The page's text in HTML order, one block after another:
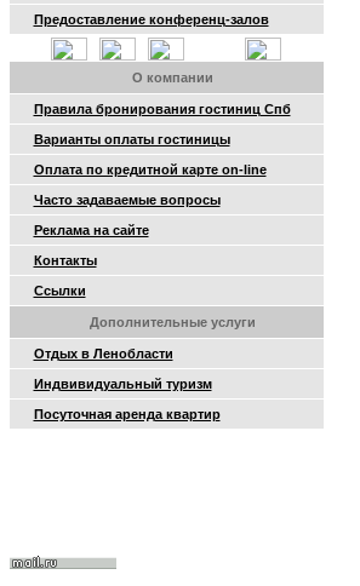
Предоставление конференц-залов
О компании
Правила бронирования гостиниц Спб
Варианты оплаты гостиницы
Оплата по кредитной карте on-line
Часто задаваемые вопросы
Реклама на сайте
Контакты
Ссылки
Дополнительные услуги
Отдых в Ленобласти
Индвивидуальный туризм
Посуточная аренда квартир